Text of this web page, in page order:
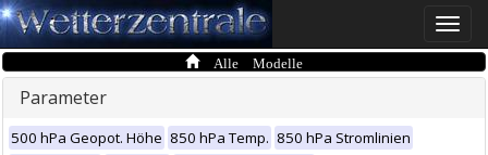
Toggle
Alle Modelle
Parameter
500 hPa Geopot. Höhe 850 hPa Temp. 850 hPa Stromlinien